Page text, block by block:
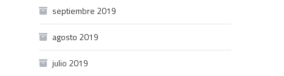
septiembre 2019
agosto 2019
julio 2019